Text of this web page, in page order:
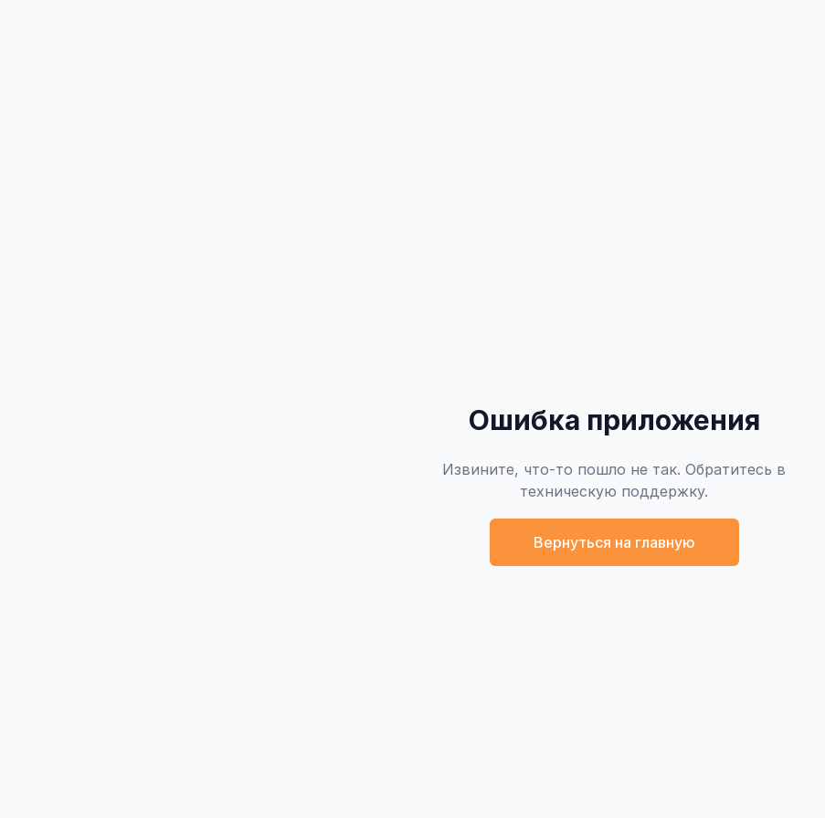
Ошибка приложения
Извините, что-то пошло не так. Обратитесь в
техническую поддержку.
Вернуться на главную